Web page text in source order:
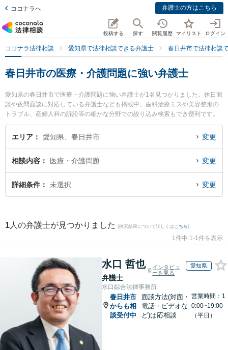
ココナラへ 弁護士の方はこちら
投稿する 探す 閲覧履歴 マイリスト ログイン
ココナラ法律相談 愛知県で法律相談できる弁護士 春日井市で法律相談
春日井市の医療・介護問題に強い弁護士
愛知県の春日井市で医療・介護問題に強い弁護士が1名見つかりました。休日面
談や夜間面談に対応している弁護士なども掲載中。歯科治療ミスや美容整形の
トラブル、産婦人科の訴訟等の細かな分野での絞り込み検索もでき便利です。
特に旭合同法律事務所 春日井事務所の前田 大樹弁護士のプロフィール情報や弁
護士費用、強みなどが注目されています。『春日井市で土日や夜間に発生した
療・介護問題を法律相談できる春日井市内の弁護士に相談予約したい』などで
お困りの相談者さんにおすすめです。
エリア 愛知県、春日井市 変更
相談内容 医療・介護問題 変更
詳細条件 未選択 変更
1 人の弁護士が見つかりました (検索結果について詳しくは こちら)
1件中 1-1件を表示
水口 哲也
弁護士
インタビュ
ーを見る
愛知県
水口綜合法律事務所
春日井市
からも相
談受付中
面談方法(対面・
電話・ビデオな
ど)は応相談
営業時間：1
0:00~19:00
（平日）